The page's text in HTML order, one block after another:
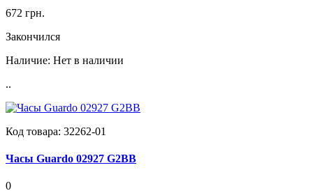
672 грн.
Закончился
Наличие: Нет в наличии
..
Код товара: 32262-01
Часы Guardo 02927 G2BB
0